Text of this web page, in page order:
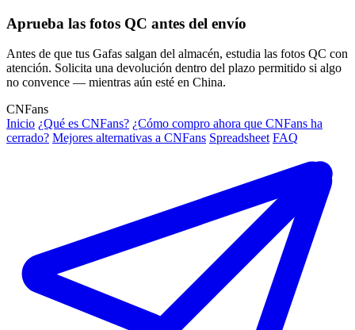
Aprueba las fotos QC antes del envío
Antes de que tus Gafas salgan del almacén, estudia las fotos QC con
atención. Solicita una devolución dentro del plazo permitido si algo
no convence — mientras aún esté en China.
CNFans
Inicio ¿Qué es CNFans? ¿Cómo compro ahora que CNFans ha
cerrado? Mejores alternativas a CNFans Spreadsheet FAQ